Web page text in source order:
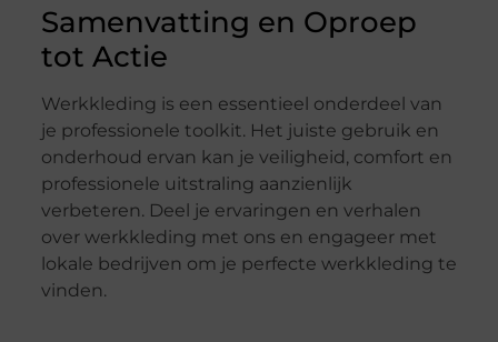
Samenvatting en Oproep
tot Actie
Werkkleding is een essentieel onderdeel van
je professionele toolkit. Het juiste gebruik en
onderhoud ervan kan je veiligheid, comfort en
professionele uitstraling aanzienlijk
verbeteren. Deel je ervaringen en verhalen
over werkkleding met ons en engageer met
lokale bedrijven om je perfecte werkkleding te
vinden.